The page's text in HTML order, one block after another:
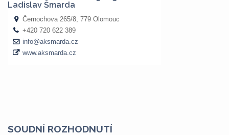
SOUDNÍ ROZHODNUTÍ